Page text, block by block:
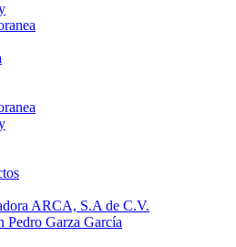
ARCA, S.A de C.V.
Pedro Garza García